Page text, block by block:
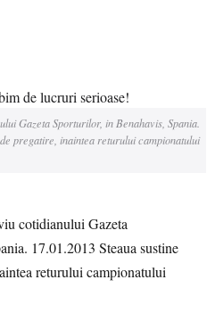
Gazeta Sporturilor, in Benahavis, Spania.
pregatire, inaintea returului campionatului
cotidianului Gazeta
17.01.2013 Steaua sustine
returului campionatului